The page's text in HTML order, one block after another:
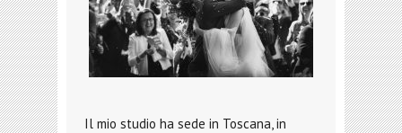
Il mio studio ha sede in Toscana, in